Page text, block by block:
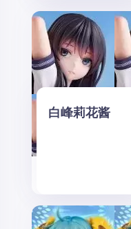
白峰莉花酱